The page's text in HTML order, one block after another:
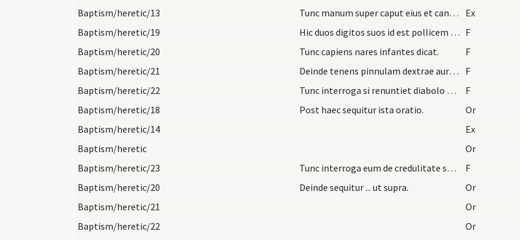
Baptism/heretic/13
Tunc manum super caput eius et canta Pater noster… Ex
Baptism/heretic/19
Hic duos digitos suos id est pollicem et indicem… F
Baptism/heretic/20
Tunc capiens nares infantes dicat. F
Baptism/heretic/21
Deinde tenens pinnulam dextrae auris dicat. F
Baptism/heretic/22
Tunc interroga si renuntiet diabolo et omnibus po… F
Baptism/heretic/18
Post haec sequitur ista oratio. Or
Baptism/heretic/14
Ex
Baptism/heretic
Or
Baptism/heretic/23
Tunc interroga eum de credulitate sua ita. F
Baptism/heretic/20
Deinde sequitur ... ut supra. Or
Baptism/heretic/21
Or
Baptism/heretic/22
Or